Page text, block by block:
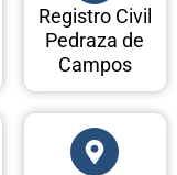
Registro Civil
Pedraza de
Campos